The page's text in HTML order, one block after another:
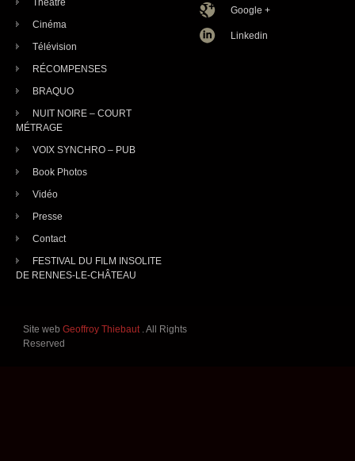
Théâtre
Cinéma
Télévision
RÉCOMPENSES
BRAQUO
NUIT NOIRE – COURT
MÉTRAGE
VOIX SYNCHRO – PUB
Book Photos
Vidéo
Presse
Contact
FESTIVAL DU FILM INSOLITE
DE RENNES-LE-CHÂTEAU
Google +
Linkedin
Site webGeoffroy Thiebaut . All Rights
Reserved